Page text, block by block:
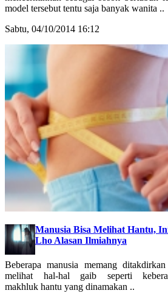
model tersebut tentu saja banyak wanita ..
Sabtu, 04/10/2014 16:12
Manusia Bisa Melihat Hantu,
Lho Alasan Ilmiahnya
Beberapa manusia memang
melihat hal-hal gaib seperti
makhluk hantu yang dinamakan ..